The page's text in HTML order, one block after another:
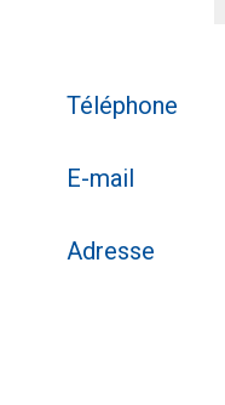
Téléphone
E-mail
Adresse